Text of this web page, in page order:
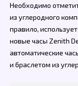
Необходимо
из углеродного
правило,
новые часы Zenith
автоматические
и браслетом из